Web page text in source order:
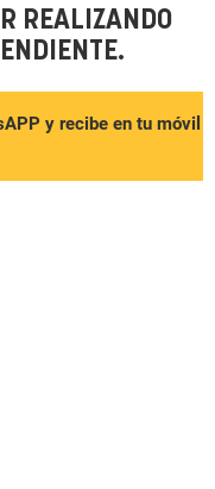
REALIZANDO
y recibe en tu móvil